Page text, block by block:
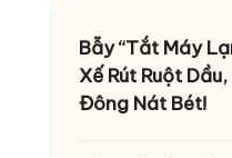
Bẫy “Tắt Máy
Xế Rút Ruột
Đông Nát Bét!